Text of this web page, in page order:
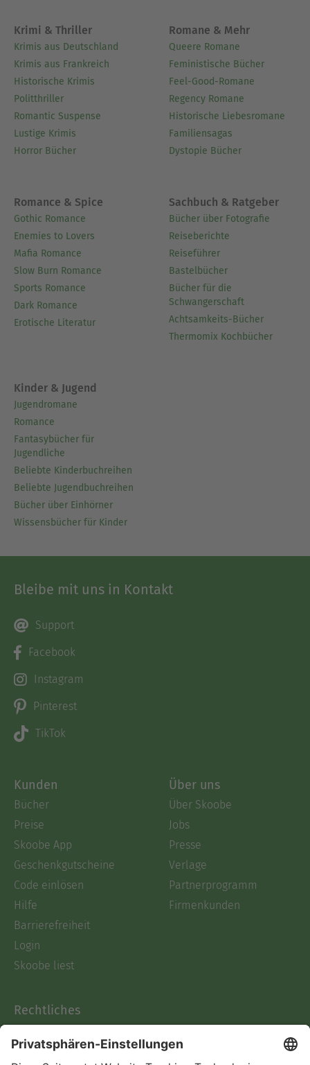
Krimi & Thriller
Krimis aus Deutschland
Krimis aus Frankreich
Historische Krimis
Politthriller
Romantic Suspense
Lustige Krimis
Horror Bücher
Romane & Mehr
Queere Romane
Feministische Bücher
Feel-Good-Romane
Regency Romane
Historische Liebesromane
Familiensagas
Dystopie Bücher
Romance & Spice
Gothic Romance
Enemies to Lovers
Mafia Romance
Slow Burn Romance
Sports Romance
Dark Romance
Erotische Literatur
Sachbuch & Ratgeber
Bücher über Fotografie
Reiseberichte
Reiseführer
Bastelbücher
Bücher für die
Schwangerschaft
Achtsamkeits-Bücher
Thermomix Kochbücher
Kinder & Jugend
Jugendromane
Romance
Fantasybücher für
Jugendliche
Beliebte Kinderbuchreihen
Beliebte Jugendbuchreihen
Bücher über Einhörner
Wissensbücher für Kinder
Bleibe mit uns in Kontakt
Support
Facebook
Instagram
Pinterest
TikTok
Kunden
Bücher
Preise
Skoobe App
Geschenkgutscheine
Code einlösen
Hilfe
Barrierefreiheit
Login
Skoobe liest
Über uns
Über Skoobe
Jobs
Presse
Verlage
Partnerprogramm
Firmenkunden
Rechtliches
AGB